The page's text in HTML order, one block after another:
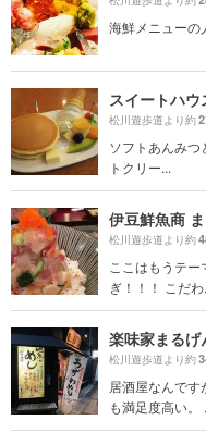
海鮮メニュー
スイートハ
松川遊歩道より約
ソフトあんみつ
トクリー...
伊豆鮮魚商
松川遊歩道より約
ここはもうテ
ぎ！！！ こだわ
楽味家まるげ
松川遊歩道より約
居酒屋なんで
も満足度高い。